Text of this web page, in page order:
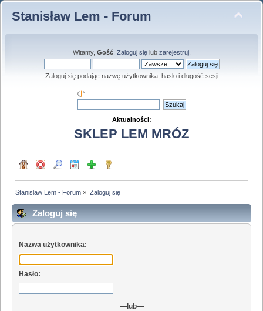
Stanisław Lem - Forum
Witamy, Gość. Zaloguj sięlub zarejestruj.
Zaloguj się podając nazwę użytkownika, hasło i długość sesji
Aktualności:
SKLEP LEM MRÓZ
Stanisław Lem - Forum » Zaloguj się
Zaloguj się
Nazwa użytkownika:
Hasło:
—lub—